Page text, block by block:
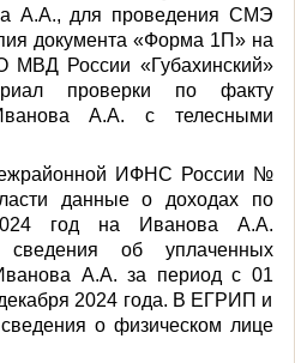
А.А., для проведения СМЭ
документа «Форма 1П» на
России «Губахинский»
проверки по факту
А.А. с телесными
ИФНС России №
данные о доходах по
год на Иванова А.А.
сведения об уплаченных
А.А. за период с 01
2024 года. В ЕГРИП и
о физическом лице